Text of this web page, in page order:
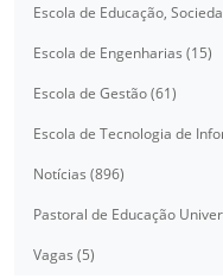
Escola de Educação,
Escola de Engenharias (15)
Escola de Gestão (61)
Escola de Tecnologia de
Notícias (896)
Pastoral de Educação
Vagas (5)